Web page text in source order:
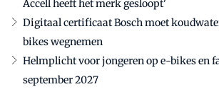
Accell heeft het merk gesloopt'
Digitaal certificaat Bosch moet
bikes wegnemen
Helmplicht voor jongeren op e-bikes en
september 2027